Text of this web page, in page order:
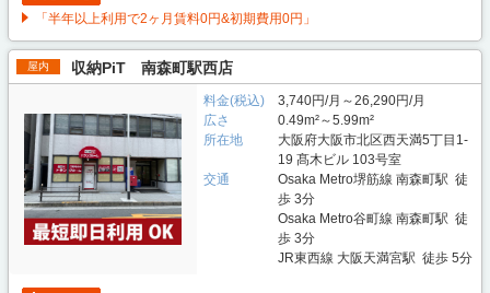
「半年以上利用で2ヶ月賃料0円&初期費用0円」
屋内 収納PiT 南森町駅西店
料金(税込)
3,740円/月～26,290円/月
広さ
0.49m²～5.99m²
所在地
大阪府大阪市北区西天満5丁目1-
19 髙木ビル 103号室
交通
Osaka Metro堺筋線 南森町駅 徒
歩 3分
Osaka Metro谷町線 南森町駅 徒
歩 3分
JR東西線 大阪天満宮駅 徒歩 5分